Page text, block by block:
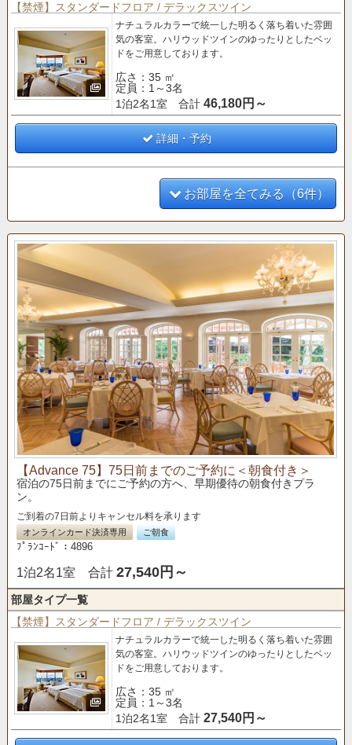
【禁煙】スタンダードフロア / デラックスツイン
ナチュラルカラーで統一した明るく落ち着いた雰囲
気の客室。 ハリウッドツインのゆったりとしたベッ
ドをご用意しております。
広さ：35 ㎡
定員：1～3名
1泊2名1室 合計 46,180円～
詳細・予約
お部屋を全てみる（6件）
【Advance 75】75日前までのご予約に＜朝食付き＞
宿泊の75日前までにご予約の方へ、早期優待の朝食付きプラ
ン。
ご到着の7日前よりキャンセル料を承ります
オンラインカード決済専用 ご朝食
ﾌﾟﾗﾝｺｰﾄﾞ：4896
1泊2名1室 合計 27,540円～
部屋タイプ一覧
【禁煙】スタンダードフロア / デラックスツイン
ナチュラルカラーで統一した明るく落ち着いた雰囲
気の客室。 ハリウッドツインのゆったりとしたベッ
ドをご用意しております。
広さ：35 ㎡
定員：1～3名
1泊2名1室 合計 27,540円～